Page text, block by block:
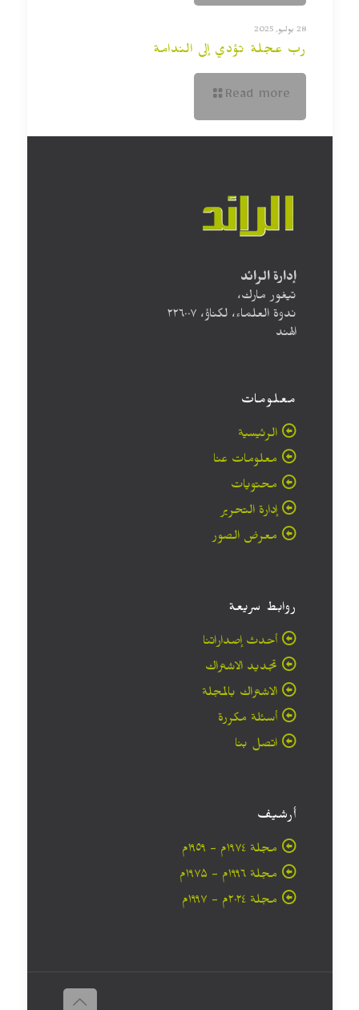
28 يوليو, 2025
رب عجلة تؤدي إلى الندامة
Read more
إدارة الرائد
تيغور مارك،
ندوة العلماء، لكناؤ، ۲۲٦۰۰۷
الهند
معلومات
الرئيسية
معلومات عنا
محتويات
إدارة التحرير
معرض الصور
روابط سريعة
أحدث إصداراتنا
تجديد الاشتراك
الاشتراك بالمجلة
أسئلة مكررة
اتصل بنا
أرشيف
مجلة ۱۹۷٤م - ١٩٥٩م
مجلة ۱۹۹٦م - ۱۹۷۵م
مجلة ۲۰۲٤م - ۱۹۹۷م